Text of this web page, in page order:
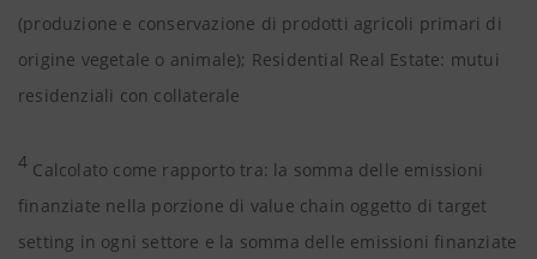
(produzione e conservazione di prodotti agricoli primari di
origine vegetale o animale); Residential Real Estate: mutui
residenziali con collaterale
4 Calcolato come rapporto tra: la somma delle emissioni
finanziate nella porzione di value chain oggetto di target
setting in ogni settore e la somma delle emissioni finanziate